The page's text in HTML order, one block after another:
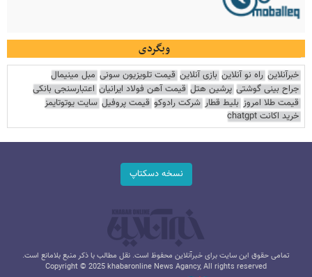
وبگردی
خبرآنلاین راه نو آنلاین بازی آنلاین قیمت تلویزیون سونی مبل مینیمال
جراح بینی گوشتی پرشین هتل قیمت آهن فولاد ایرانیان اعتبارسنجی بانکی
قیمت طلا امروز بلیط قطار شرکت رادوکو قیمت پروفیل سایت یوتوتایمز
خرید اکانت chatgpt
نسخه دسکتاپ
تمامی حقوق این سایت برای خبرآنلاین محفوظ است. نقل مطالب با ذکر منبع بلامانع است.
Copyright © 2025 khabaronline News Agancy, All rights reserved